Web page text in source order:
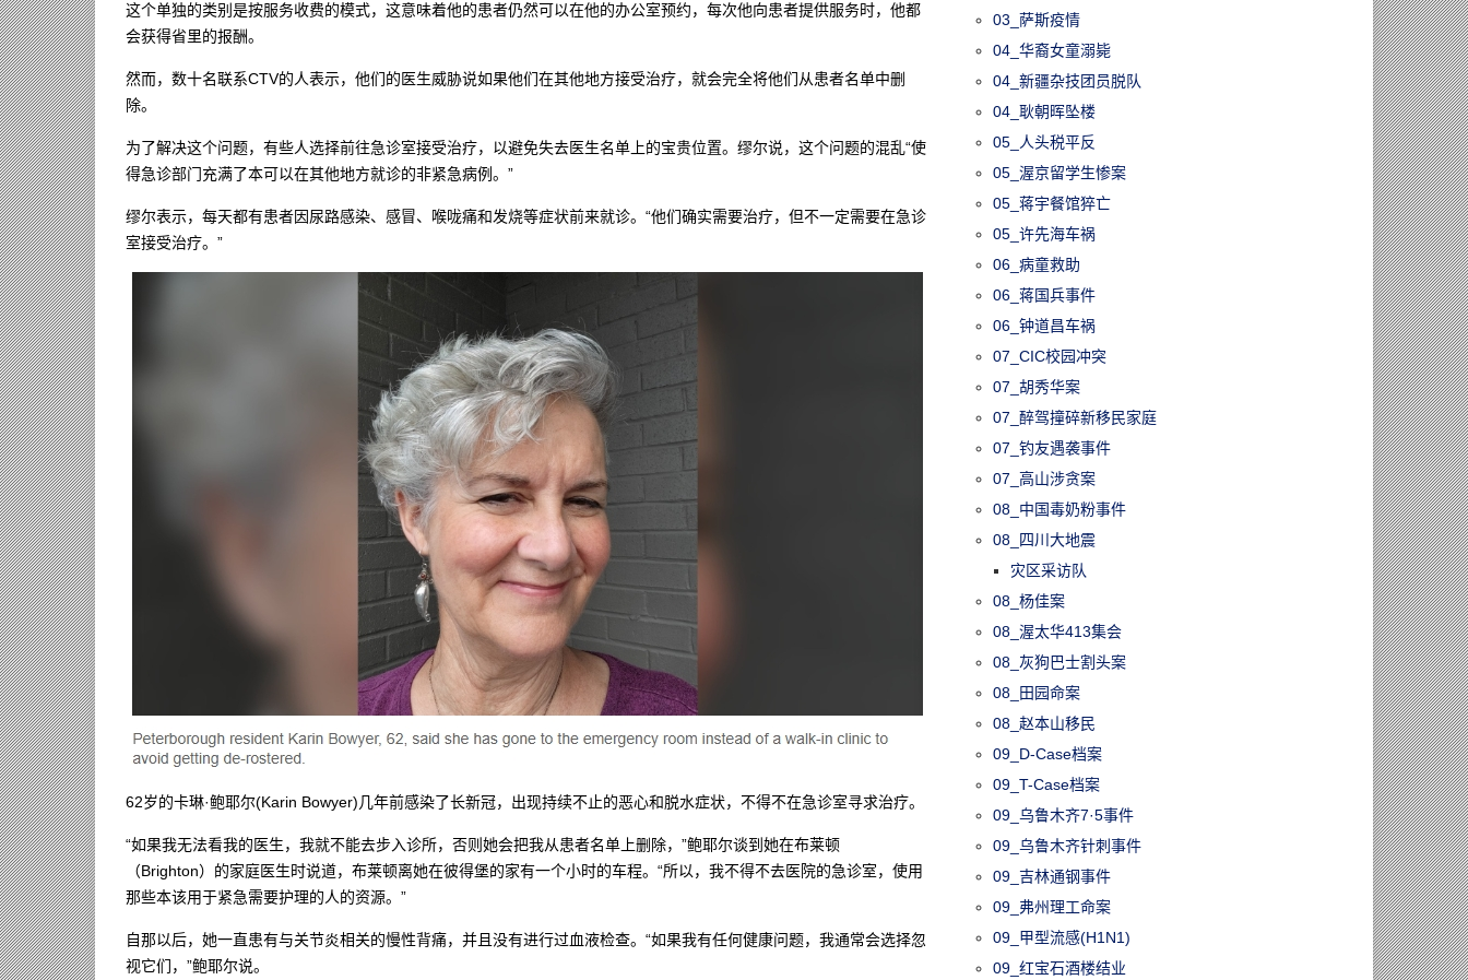
这个单独的类别是按服务收费的模式，这意味着他的患者仍然可以在他的办公室预约，每次他向患者提供服务时，他都
会获得省里的报酬。
然而，数十名联系CTV的人表示，他们的医生威胁说如果他们在其他地方接受治疗，就会完全将他们从患者名单中删
除。
为了解决这个问题，有些人选择前往急诊室接受治疗，以避免失去医生名单上的宝贵位置。缪尔说，这个问题的混乱“使
得急诊部门充满了本可以在其他地方就诊的非紧急病例。”
缪尔表示，每天都有患者因尿路感染、感冒、喉咙痛和发烧等症状前来就诊。“他们确实需要治疗，但不一定需要在急诊
室接受治疗。”
62岁的卡琳·鲍耶尔(Karin Bowyer)几年前感染了长新冠，出现持续不止的恶心和脱水症状，不得不在急诊室寻求治疗。
“如果我无法看我的医生，我就不能去步入诊所，否则她会把我从患者名单上删除，”鲍耶尔谈到她在布莱顿
（Brighton）的家庭医生时说道，布莱顿离她在彼得堡的家有一个小时的车程。“所以，我不得不去医院的急诊室，使用
那些本该用于紧急需要护理的人的资源。”
自那以后，她一直患有与关节炎相关的慢性背痛，并且没有进行过血液检查。“如果我有任何健康问题，我通常会选择忽
视它们，”鲍耶尔说。
03_萨斯疫情
04_华裔女童溺毙
04_新疆杂技团员脱队
04_耿朝晖坠楼
05_人头税平反
05_渥京留学生惨案
05_蒋宇餐馆猝亡
05_许先海车祸
06_病童救助
06_蒋国兵事件
06_钟道昌车祸
07_CIC校园冲突
07_胡秀华案
07_醉驾撞碎新移民家庭
07_钓友遇袭事件
07_高山涉贪案
08_中国毒奶粉事件
08_四川大地震
灾区采访队
08_杨佳案
08_渥太华413集会
08_灰狗巴士割头案
08_田园命案
08_赵本山移民
09_D-Case档案
09_T-Case档案
09_乌鲁木齐7·5事件
09_乌鲁木齐针刺事件
09_吉林通钢事件
09_弗州理工命案
09_甲型流感(H1N1)
09_红宝石酒楼结业